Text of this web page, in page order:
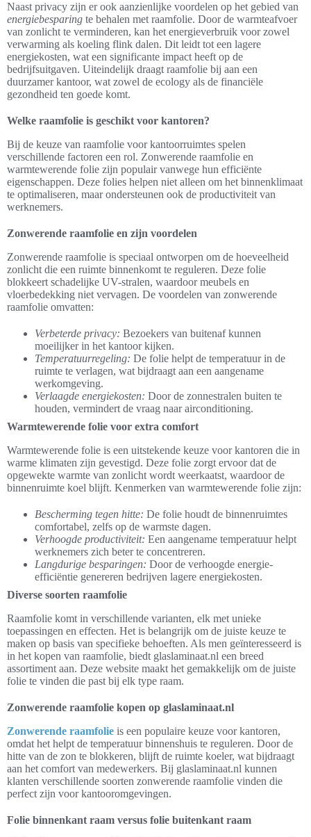
Naast privacy zijn er ook aanzienlijke voordelen op het gebied van
energiebesparing te behalen met raamfolie. Door de warmteafvoer
van zonlicht te verminderen, kan het energieverbruik voor zowel
verwarming als koeling flink dalen. Dit leidt tot een lagere
energiekosten, wat een significante impact heeft op de
bedrijfsuitgaven. Uiteindelijk draagt raamfolie bij aan een
duurzamer kantoor, wat zowel de ecology als de financiële
gezondheid ten goede komt.
Welke raamfolie is geschikt voor kantoren?
Bij de keuze van raamfolie voor kantoorruimtes spelen
verschillende factoren een rol. Zonwerende raamfolie en
warmtewerende folie zijn populair vanwege hun efficiënte
eigenschappen. Deze folies helpen niet alleen om het binnenklimaat
te optimaliseren, maar ondersteunen ook de productiviteit van
werknemers.
Zonwerende raamfolie en zijn voordelen
Zonwerende raamfolie is speciaal ontworpen om de hoeveelheid
zonlicht die een ruimte binnenkomt te reguleren. Deze folie
blokkeert schadelijke UV-stralen, waardoor meubels en
vloerbedekking niet vervagen. De voordelen van zonwerende
raamfolie omvatten:
Verbeterde privacy: Bezoekers van buitenaf kunnen
moeilijker in het kantoor kijken.
Temperatuurregeling: De folie helpt de temperatuur in de
ruimte te verlagen, wat bijdraagt aan een aangename
werkomgeving.
Verlaagde energiekosten: Door de zonnestralen buiten te
houden, vermindert de vraag naar airconditioning.
Warmtewerende folie voor extra comfort
Warmtewerende folie is een uitstekende keuze voor kantoren die in
warme klimaten zijn gevestigd. Deze folie zorgt ervoor dat de
opgewekte warmte van zonlicht wordt weerkaatst, waardoor de
binnenruimte koel blijft. Kenmerken van warmtewerende folie zijn:
Bescherming tegen hitte: De folie houdt de binnenruimtes
comfortabel, zelfs op de warmste dagen.
Verhoogde productiviteit: Een aangename temperatuur helpt
werknemers zich beter te concentreren.
Langdurige besparingen: Door de verhoogde energie-
efficiëntie genereren bedrijven lagere energiekosten.
Diverse soorten raamfolie
Raamfolie komt in verschillende varianten, elk met unieke
toepassingen en effecten. Het is belangrijk om de juiste keuze te
maken op basis van specifieke behoeften. Als men geïnteresseerd is
in het kopen van raamfolie, biedt glaslaminaat.nl een breed
assortiment aan. Deze website maakt het gemakkelijk om de juiste
folie te vinden die past bij elk type raam.
Zonwerende raamfolie kopen op glaslaminaat.nl
Zonwerende raamfolie is een populaire keuze voor kantoren,
omdat het helpt de temperatuur binnenshuis te reguleren. Door de
hitte van de zon te blokkeren, blijft de ruimte koeler, wat bijdraagt
aan het comfort van medewerkers. Bij glaslaminaat.nl kunnen
klanten verschillende soorten zonwerende raamfolie vinden die
perfect zijn voor kantooromgevingen.
Folie binnenkant raam versus folie buitenkant raam